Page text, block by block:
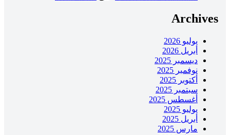
Archives
يوليو 2026
أبريل 2026
ديسمبر 2025
نوفمبر 2025
أكتوبر 2025
سبتمبر 2025
أغسطس 2025
يوليو 2025
أبريل 2025
مارس 2025